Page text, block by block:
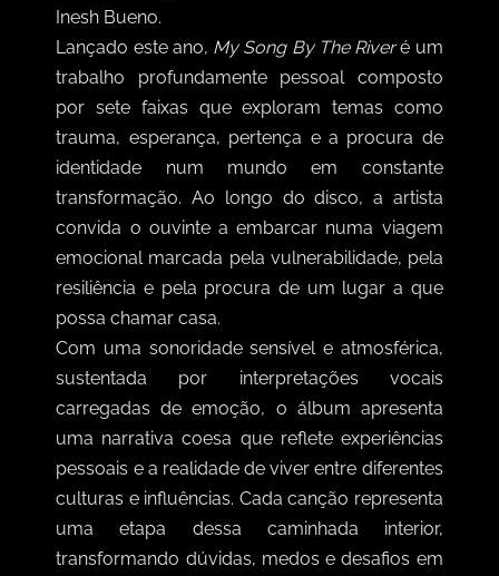
Inesh Bueno.
Lançado este ano, My Song By The Riveré um
trabalho profundamente pessoal composto
por sete faixas que exploram temas como
trauma, esperança, pertença e a procura de
identidade num mundo em constante
transformação. Ao longo do disco, a artista
convida o ouvinte a embarcar numa viagem
emocional marcada pela vulnerabilidade, pela
resiliência e pela procura de um lugar a que
possa chamar casa.
Com uma sonoridade sensível e atmosférica,
sustentada por interpretações vocais
carregadas de emoção, o álbum apresenta
uma narrativa coesa que reflete experiências
pessoais e a realidade de viver entre diferentes
culturas e influências. Cada canção representa
uma etapa dessa caminhada interior,
transformando dúvidas, medos e desafios em